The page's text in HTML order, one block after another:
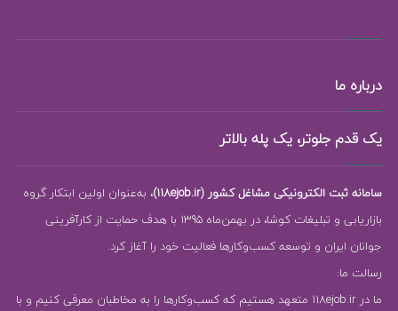
درباره ما
یک قدم جلوتر، یک پله بالاتر
سامانه ثبت الکترونیکی مشاغل کشور (118ejob.ir)
، به‌عنوان اولین ابتکار گروه
بازاریابی و تبلیغات کوشا، در بهمن‌ماه 1395 با هدف حمایت از کارآفرینی
جوانان ایران و توسعه کسب‌وکارها فعالیت خود را آغاز کرد.
رسالت ما:
ما در 118ejob.ir متعهد هستیم که کسب‌وکارها را به مخاطبان معرفی کنیم و با